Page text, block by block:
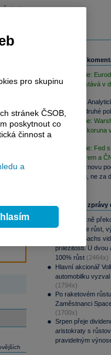
ale
Související
FX Strategie:
Koruna zůstává v
PODCAST
Patrie pro druhé
FX Strategie:
vyčkává a koruna
FX Strategie: Fed
otřást dolarem a
Prezident znovu
být „u stolu, ne za
Nejčtenější zprávy
CSG výrazně
divize táhne růst,
Goldman Sachs
příležitosti. U dvou
100% růst (2464x)
Hlavní akcionář
automobilku
(1794x)
Po raketovém
Zaměstnanci
(1700x)
Srpen přeje
aristokraty s
pravidelným
pro skupinu
stránek ČSOB,
poskytnout co
činnost a
a